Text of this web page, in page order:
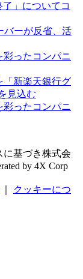
」についてコ
バーが反省、活
彩ったコンパニ
「新楽天銀行グ
見込む
彩ったコンパニ
に基づき株式会
by 4X Corp
クッキーにつ